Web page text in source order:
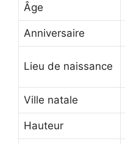
Âge
Anniversaire
Lieu de naissance
Ville natale
Hauteur